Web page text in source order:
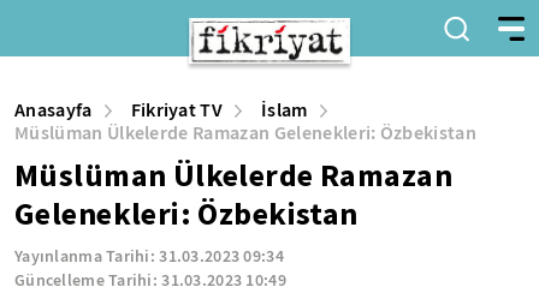
Anasayfa Fikriyat TV
İslam
Müslüman Ülkelerde Ramazan Gelenekleri: Özbekistan
Müslüman Ülkelerde Ramazan
Gelenekleri: Özbekistan
Yayınlanma Tarihi:31.03.2023 09:34
Güncelleme Tarihi:31.03.2023 10:49